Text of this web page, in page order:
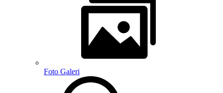
Foto Galeri